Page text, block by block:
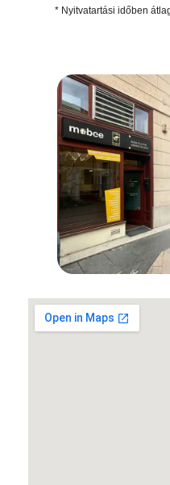
* Nyitvatartási időben